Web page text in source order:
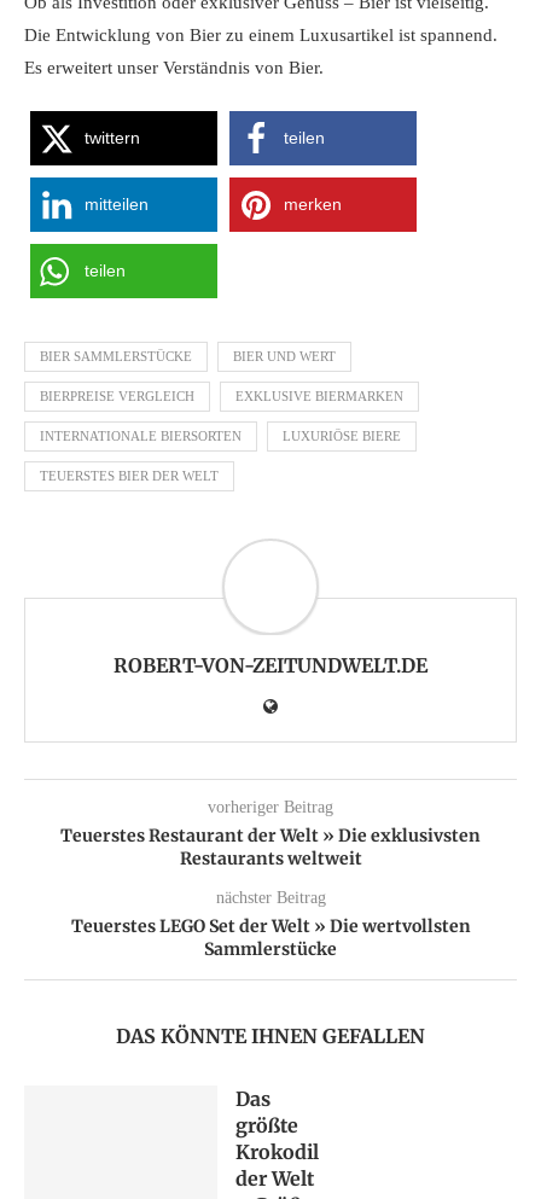
Die Entwicklung von Bier zu einem Luxusartikel ist spannend.
Es erweitert unser Verständnis von Bier.
twittern teilen
mitteilen merken
teilen
BIER SAMMLERSTÜCKE BIER UND WERT
BIERPREISE VERGLEICH EXKLUSIVE BIERMARKEN
INTERNATIONALE BIERSORTEN LUXURIÖSE BIERE
TEUERSTES BIER DER WELT
ROBERT-VON-ZEITUNDWELT.DE
vorheriger Beitrag
Teuerstes Restaurant der Welt » Die exklusivsten
Restaurants weltweit
nächster Beitrag
Teuerstes LEGO Set der Welt » Die wertvollsten
Sammlerstücke
DAS KÖNNTE IHNEN GEFALLEN
Das
größte
Krokodil
der Welt